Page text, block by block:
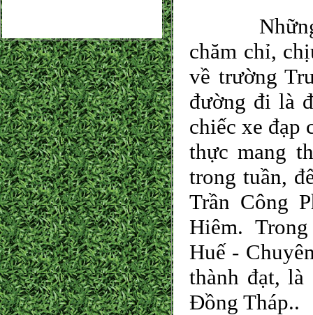
Những
chăm chỉ,
về trường
đường đi là
chiếc xe đạp
thực mang
trong tuần,
Trần Công
Hiêm. Trong
Huế -
thành đạt,
Đồng Tháp..